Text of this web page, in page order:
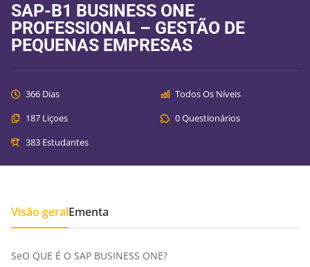
SAP-B1 BUSINESS ONE
PROFESSIONAL – GESTÃO DE
PEQUENAS EMPRESAS
366 Dias
Todos Os Níveis
187 Liçoes
0 Questionários
383 Estudantes
Visão geralEmenta
SeO QUE É O SAP BUSINESS ONE?